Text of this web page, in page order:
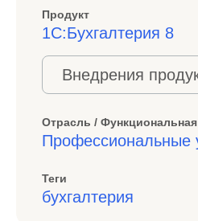
Продукт
1С:Бухгалтерия 8
Внедрения
Отрасль / Функциональная
Профессиональные
Теги
бухгалтерия